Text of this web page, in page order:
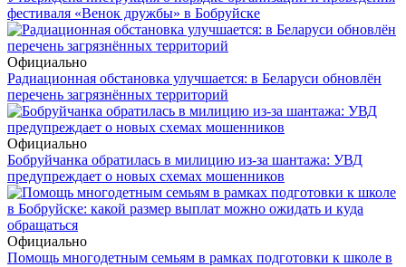
фестиваля «Венок дружбы» в Бобруйске
Официально
Радиационная обстановка улучшается: в Беларуси обновлён
перечень загрязнённых территорий
Официально
Бобруйчанка обратилась в милицию из-за шантажа: УВД
предупреждает о новых схемах мошенников
Официально
Помощь многодетным семьям в рамках подготовки к школе в